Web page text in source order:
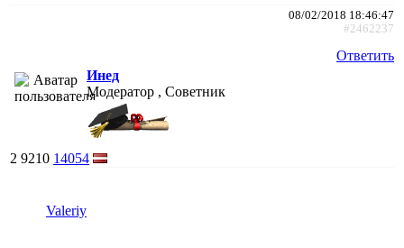
08/02/2018 18:46:47
#2462237
Ответить
Инед
Модератор , Советник
2 9210 14054
Valeriy